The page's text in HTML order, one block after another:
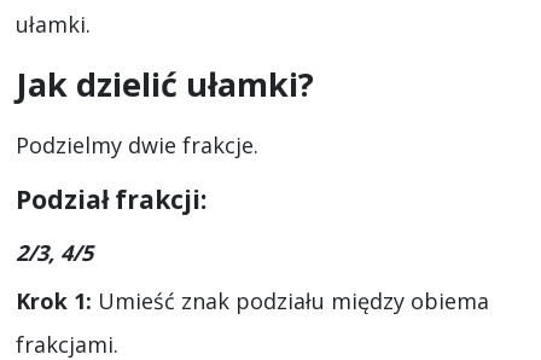
ułamki.
Jak dzielić ułamki?
Podzielmy dwie frakcje.
Podział frakcji:
2/3, 4/5
Krok 1: Umieść znak podziału między obiema
frakcjami.